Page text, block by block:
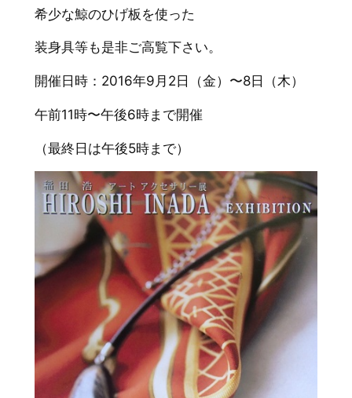
希少な鯨のひげ板を使った
装身具等も是非ご高覧下さい。
開催日時：2016年9月2日（金）〜8日（木）
午前11時〜午後6時まで開催
（最終日は午後5時まで）